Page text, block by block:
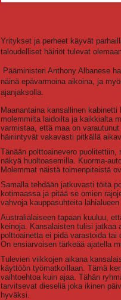
Yritykset ja perheet käyvät
taloudelliset häiriöt tulevat
Pääministeri Anthony Albanese
näinä epävarmoina aikoina, ja
ajanjaksolla.
Maanantaina kansallinen
molemmilta laidoilta ja kaikkialta
varmistaa, että maa on
häiriintyvät vakavasti pitkällä
Tänään polttoainevero
näkyä huoltoasemilla. Kuorma-
Molemmat näistä toimenpiteistä
Samalla tehdään jatkuvasti töitä
kotimaassa ja pitää se omien
vahvoja kauppasuhteita
Australialaiseen tapaan kuuluu,
keinoja. Kansalaisten tulisi jatkaa
polttoainetta ei pidä varastoida tai
On ensiarvoisen tärkeää ajatella
Tulevien viikkojen aikana
käyttöön työmatkoillaan. Tämä
vaihtoehtoa kuin ajaa. Tähän
tarvitsevat dieseliä joka ikinen
hyväksi.